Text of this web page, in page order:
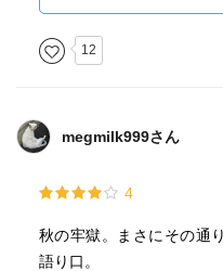
恒川光太郎が描く幻惑に
12
megmilk999さん
4
秋の牢獄。まさにその通
語り口。